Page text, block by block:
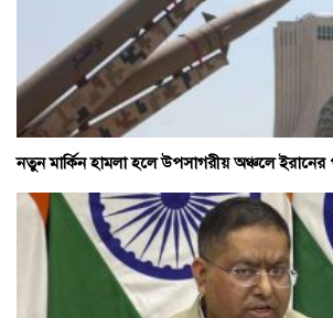
নতুন মার্কিন হামলা হলে উপসাগরীয় অঞ্চলে ইরানের